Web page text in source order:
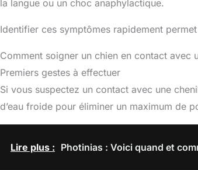
la langue ou un choc anaphylactique.
Identifier ces symptômes rapidement
Comment soigner un chien en contact avec
Premiers gestes à effectuer
Si vous suspectez un contact avec une
d’eau froide pour éliminer un maximum de
Lire plus : Photinias : Voici quand et